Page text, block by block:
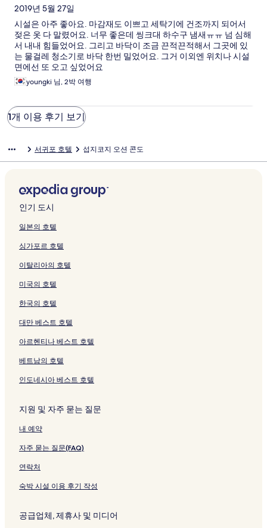
후
기
2019년 5월 27일
시설은 아주 좋아요. 마감재도 이쁘고 세탁기에 건조까지 되어서
젖은 옷 다 말렸어요. 너무 좋은데 씽크대 하수구 냄새ㅠㅠ 넘 심해
서 내내 힘들었어요. 그리고 바닥이 조금 끈적끈적해서 그곳에 있
는 물걸레 청소기로 바닥 한번 밀었어요. 그거 이외엔 위치나 시설
면에선 또 오고 싶었어요
youngki 님, 2박 여행
1개 이용 후기 보기
서귀포 호텔 섭지코지 오션 콘도
인기 도시
일본의 호텔
싱가포르 호텔
이탈리아의 호텔
미국의 호텔
한국의 호텔
대만 베스트 호텔
아르헨티나 베스트 호텔
베트남의 호텔
인도네시아 베스트 호텔
지원 및 자주 묻는 질문
내 예약
자주 묻는 질문(FAQ)
연락처
숙박 시설 이용 후기 작성
공급업체, 제휴사 및 미디어